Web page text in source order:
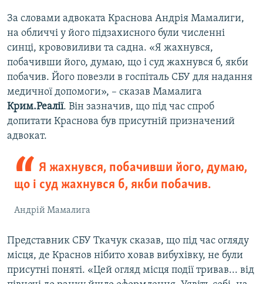
За словами адвоката Краснова Андрія Мамалиги,
на обличчі у його підзахисного були численні
синці, крововиливи та садна. «Я жахнувся,
побачивши його, думаю, що і суд жахнувся б, якби
побачив. Його повезли в госпіталь СБУ для надання
медичної допомоги», – сказав Мамалига
Крим.Реалії. Він зазначив, що під час спроб
допитати Краснова був присутній призначений
адвокат.
Я жахнувся, побачивши його, думаю,
що і суд жахнувся б, якби побачив.
Андрій Мамалига
Представник СБУ Ткачук сказав, що під час огляду
місця, де Краснов нібито ховав вибухівку, не були
присутні поняті. «Цей огляд місця події тривав... від